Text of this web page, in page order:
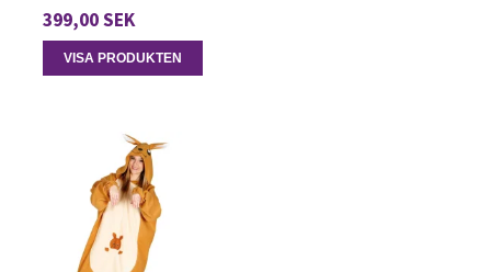
399,00 SEK
VISA PRODUKTEN